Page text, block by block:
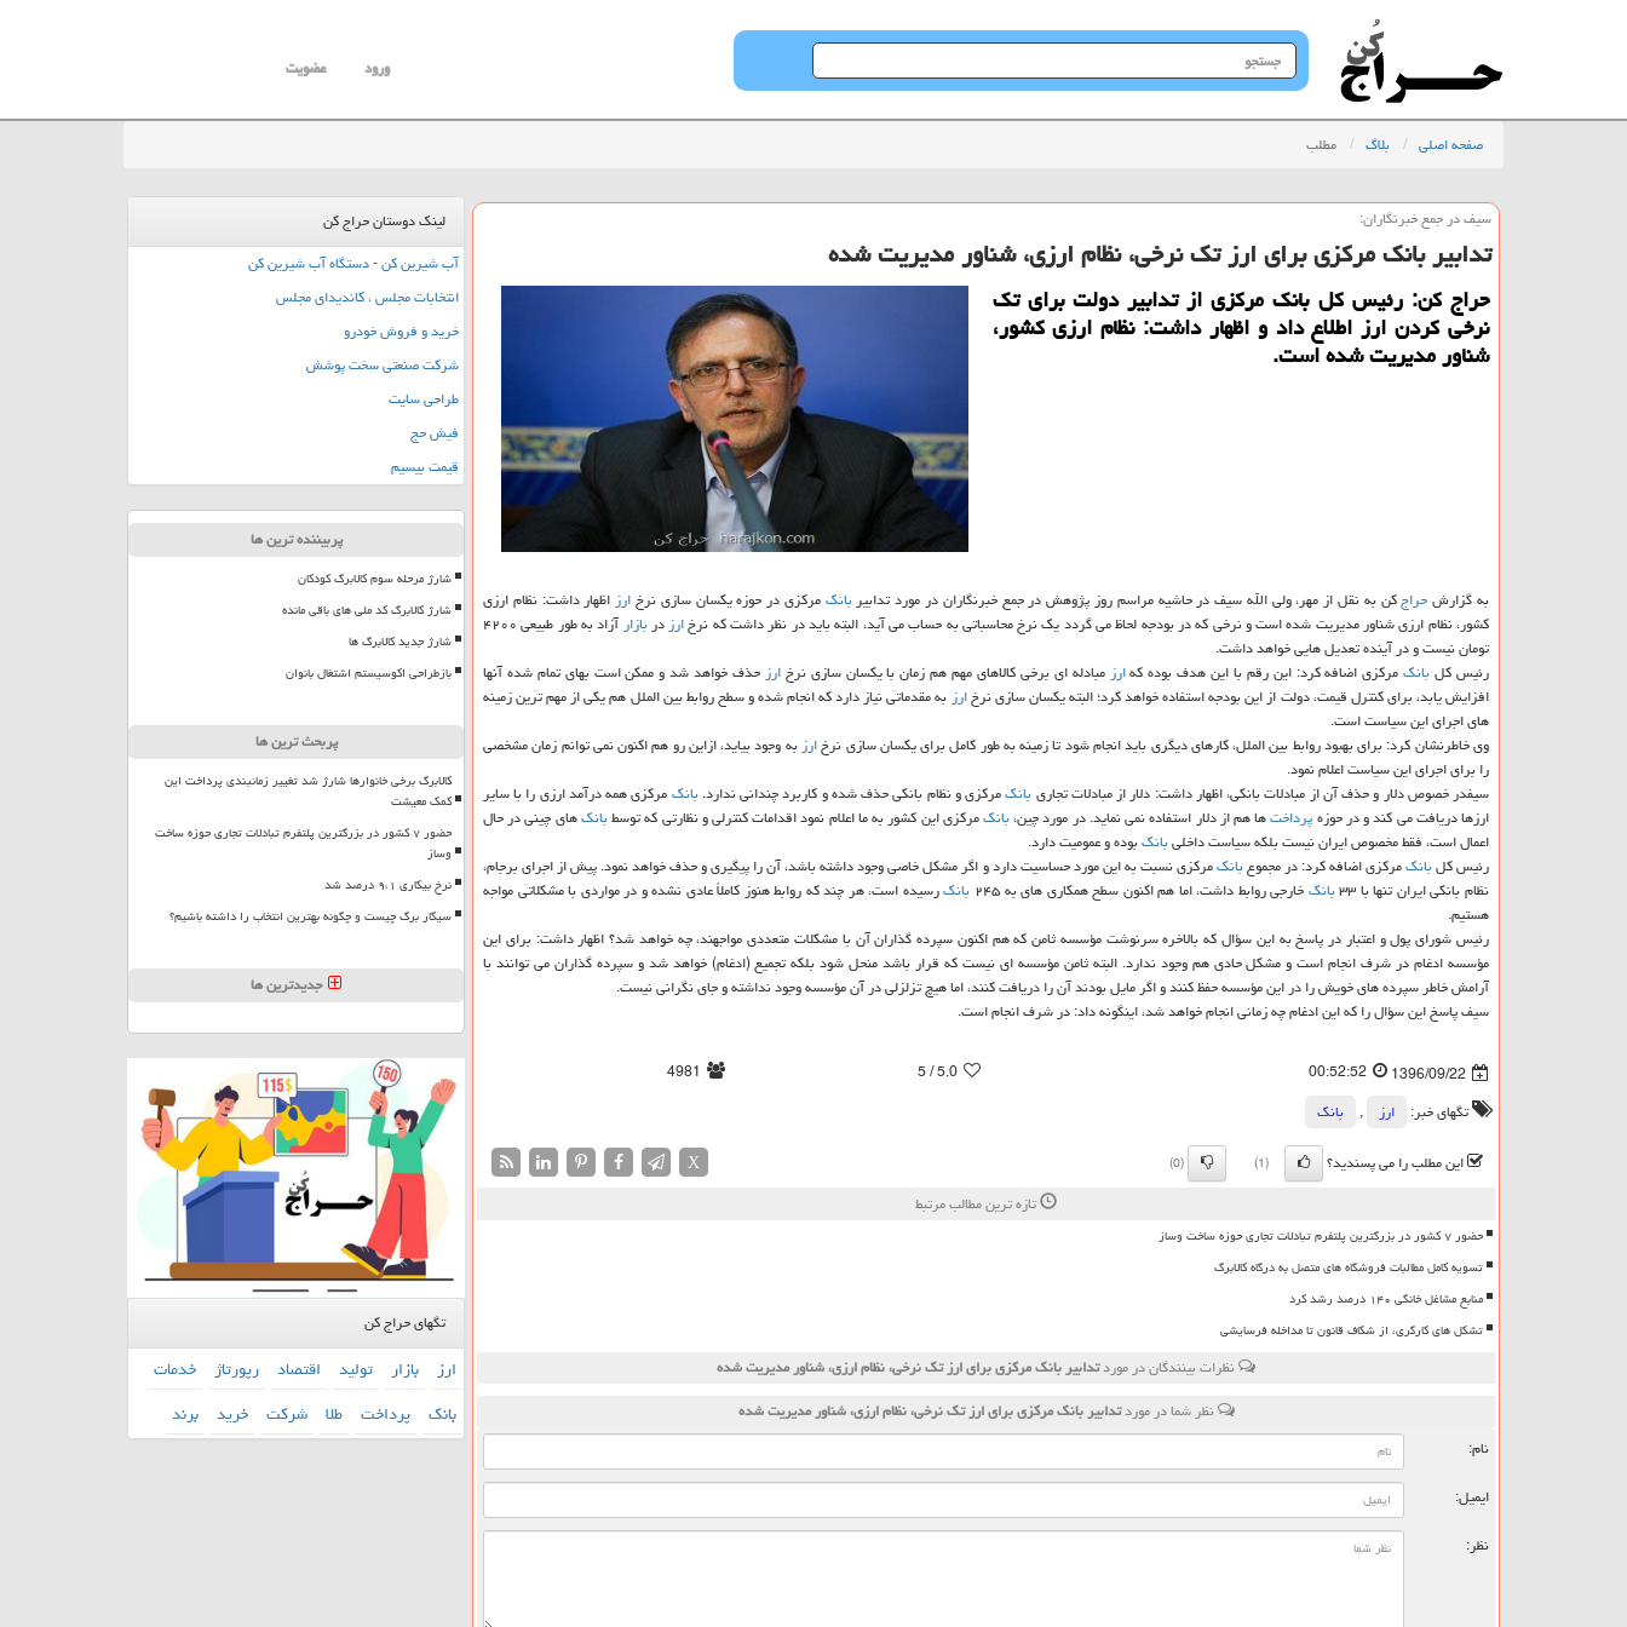
جستجو
در
ورود عضویت
صفحه اصلی بلاگ مطلب
سیف در جمع خبرنگاران:
تدابیر بانك مركزی برای ارز تك نرخی، نظام ارزی، شناور مدیریت شده
حراج كن: رئیس كل بانك مركزی از تدابیر دولت برای تك
نرخی كردن ارز اطلاع داد و اظهار داشت: نظام ارزی كشور،
شناور مدیریت شده است.
به گزارشحراجكن به نقل از مهر، ولی الله سیف در حاشیه مراسم روز پژوهش در جمع خبرنگاران در مورد تدابیربانكمركزی در حوزه یكسان سازی نرخارزاظهار داشت: نظام ارزی
كشور، نظام ارزی شناور مدیریت شده است و نرخی كه در بودجه لحاظ می گردد یك نرخ محاسباتی به حساب می آید، البته باید در نظر داشت كه نرخارزدربازار
آزاد به طور طبیعی ۴۲۰۰
تومان نیست و در آینده تعدیل هایی خواهد داشت.
رئیس كلبانكمركزی اضافه كرد: این رقم با این هدف بوده كهارزمبادله ای برخی كالاهای مهم هم زمان با یكسان سازی نرخارزحذف خواهد شد و ممكن است بهای تمام شده آنها
افزایش یابد، برای كنترل قیمت، دولت از این بودجه استفاده خواهد كرد؛ البته یكسان سازی نرخارزبه مقدماتی نیاز دارد كه انجام شده و سطح روابط بین الملل هم یكی از مهم ترین زمینه
های اجرای این سیاست است.
وی خاطرنشان كرد: برای بهبود روابط بین الملل، كارهای دیگری باید انجام شود تا زمینه به طور كامل برای یكسان سازی نرخارزبه وجود بیاید، ازاین رو هم اكنون نمی توانم زمان مشخصی
را برای اجرای این سیاست اعلام نمود.
سیفدر خصوص دلار و حذف آن از مبادلات بانكی، اظهار داشت: دلار از مبادلات تجاریبانكمركزی و نظام بانكی حذف شده و كاربرد چندانی ندارد.بانكمركزی همه درآمد ارزی را با سایر
ارزها دریافت می كند و در حوزهپرداختها هم از دلار استفاده نمی نماید. در مورد چین،بانكمركزی این كشور به ما اعلام نمود اقدامات كنترلی و نظارتی كه توسطبانكهای چینی در حال
اعمال است، فقط مخصوص ایران نیست بلكه سیاست داخلیبانكبوده و عمومیت دارد.
رئیس كلبانكمركزی اضافه كرد: در مجموعبانكمركزی نسبت به این مورد حساسیت دارد و اگر مشكل خاصی وجود داشته باشد، آن را پیگیری و حذف خواهد نمود. پیش از اجرای برجام،
نظام بانكی ایران تنها با ۳۳
بانكخارجی روابط داشت، اما هم اكنون سطح همكاری های به ۲۴۵ بانكرسیده است، هر چند كه روابط هنوز كاملاً عادی نشده و در مواردی با مشكلاتی مواجه
هستیم.
رئیس شورای پول و اعتبار در پاسخ به این سؤال كه بالاخره سرنوشت مؤسسه ثامن كه هم اكنون سپرده گذاران آن با مشكلات متعددی مواجهند، چه خواهد شد؟ اظهار داشت: برای این
مؤسسه ادغام در شرف انجام است و مشكل حادی هم وجود ندارد. البته ثامن مؤسسه ای نیست كه قرار باشد منحل شود بلكه تجمیع (ادغام) خواهد شد و سپرده گذاران می توانند با
آرامش خاطر سپرده های خویش را در این مؤسسه حفظ كنند و اگر مایل بودند آن را دریافت كنند، اما هیچ تزلزلی در آن مؤسسه وجود نداشته و جای نگرانی نیست.
سیف پاسخ این سؤال را كه این ادغام چه زمانی انجام خواهد شد، اینگونه داد: در شرف انجام است.
1396/09/22
00:52:52
5.0
/ 5
4981
تگهای خبر:
ارز ,
بانك
این مطلب را می پسندید؟
(1)
(0)
X
تازه ترین مطالب مرتبط
حضور ۷ کشور در بزرگترین پلتفرم تبادلات تجاری حوزه ساخت وساز
تسویه کامل مطالبات فروشگاه های متصل به درگاه کالابرگ
منابع مشاغل خانگی ۱۴۰ درصد رشد کرد
تشکل های کارگری، از شکاف قانون تا مداخله فرسایشی
نظرات بینندگان در موردتدابیر بانك مركزی برای ارز تك نرخی، نظام ارزی، شناور مدیریت شده
نظر شما در موردتدابیر بانك مركزی برای ارز تك نرخی، نظام ارزی، شناور مدیریت شده
نام:
ایمیل:
نظر:
لینک دوستان حراج کن
آب شیرین کن - دستگاه آب شیرین کن
انتخابات مجلس ، کاندیدای مجلس
خرید و فروش خودرو
شرکت صنعتی سخت پوشش
طراحی سایت
فیش حج
قیمت بیسیم
پربیننده ترین ها
شارژ مرحله سوم کالابرگ کودکان
شارژ کالابرگ کد ملی های باقی مانده
شارژ جدید کالابرگ ها
بازطراحی اکوسیستم اشتغال بانوان
پربحث ترین ها
کالابرگ برخی خانوارها شارژ شد تغییر زمانبندی پرداخت این
کمک معیشت
حضور ۷ کشور در بزرگترین پلتفرم تبادلات تجاری حوزه ساخت
وساز
نرخ بیکاری ۹،۱ درصد شد
سیگار برگ چیست و چگونه بهترین انتخاب را داشته باشیم؟
جدیدترین ها
تگهای حراج کن
ارز بازار تولید اقتصاد رپورتاژ خدمات
بانك پرداخت طلا شركت خرید برند